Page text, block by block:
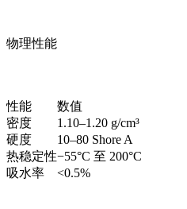
物理性能
性能
数值
密度
1.10–1.20 g/cm³
硬度
10–80 Shore A
热稳定性−55°C 至 200°C
吸水率
<0.5%